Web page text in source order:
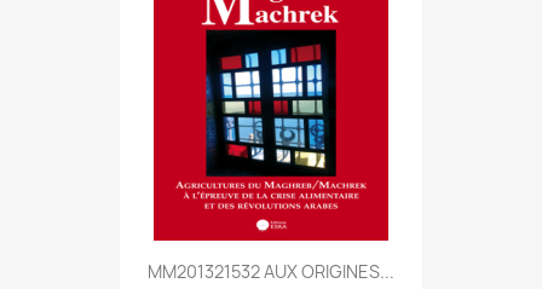
MM201321532 AUX ORIGINES...